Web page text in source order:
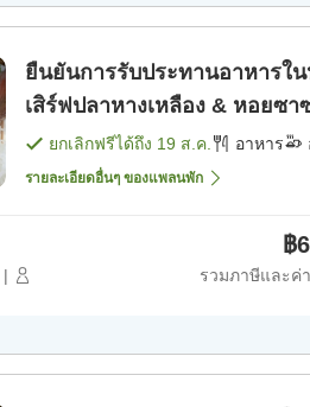
ยืนยันการรับประทานอาหารใ
เสิร์ฟปลาหางเหลือง & หอยซ
สมบูรณ์สำหรับ 2 คน [อาหารเ
ยกเลิกฟรีได้ถึง 19 ส.ค. อาหาร
รายละเอียดอื่นๆ ของแพลนพัก
|
฿
รวมภาษีและค่